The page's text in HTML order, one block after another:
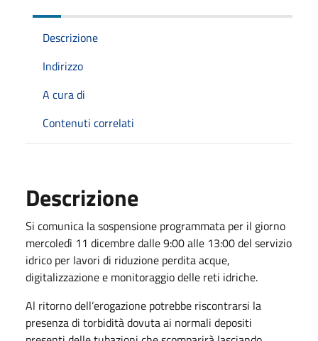
Descrizione
Indirizzo
A cura di
Contenuti correlati
Descrizione
Si comunica la sospensione programmata per il giorno
mercoledì 11 dicembre dalle 9:00 alle 13:00 del servizio
idrico per lavori di riduzione perdita acque,
digitalizzazione e monitoraggio delle reti idriche.
Al ritorno dell’erogazione potrebbe riscontrarsi la
presenza di torbidità dovuta ai normali depositi